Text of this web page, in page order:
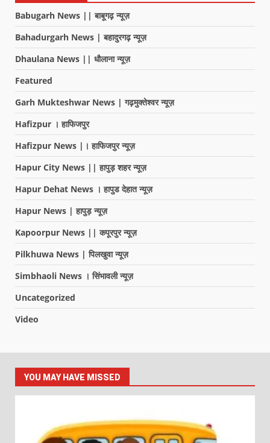
Babugarh News || बाबूगढ़ न्यूज़
Bahadurgarh News | बहादुरगढ़ न्यूज़
Dhaulana News || धौलाना न्यूज़
Featured
Garh Mukteshwar News | गढ़मुक्तेश्वर न्यूज़
Hafizpur । हाफिजपुर
Hafizpur News |। हाफिजपुर न्यूज़
Hapur City News || हापुड़ शहर न्यूज़
Hapur Dehat News । हापुड देहात न्यूज़
Hapur News | हापुड़ न्यूज़
Kapoorpur News || कपूरपुर न्यूज़
Pilkhuwa News | पिलखुवा न्यूज़
Simbhaoli News । सिंभावली न्यूज़
Uncategorized
Video
YOU MAY HAVE MISSED